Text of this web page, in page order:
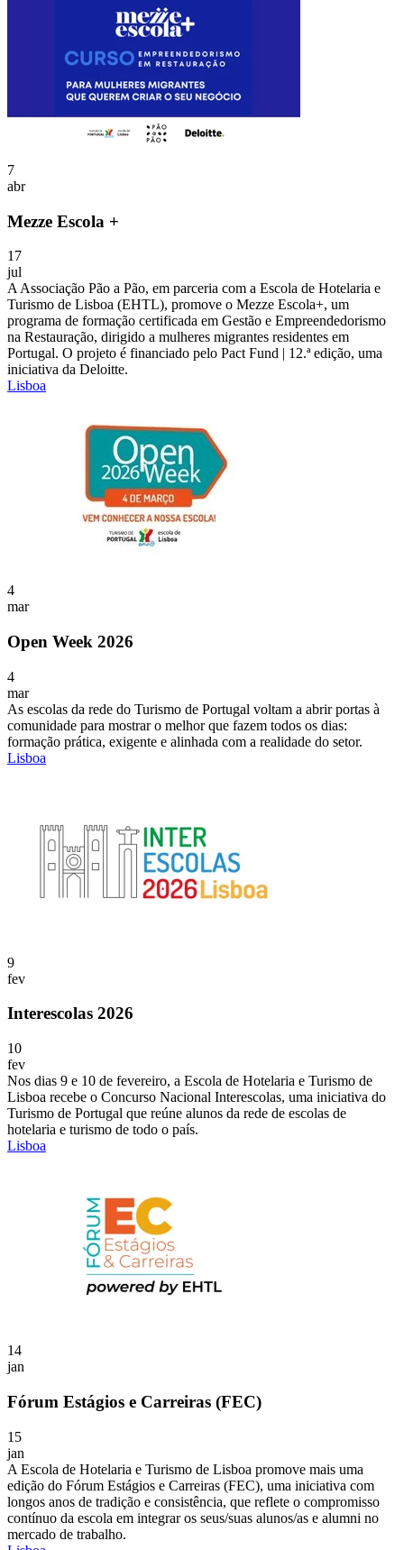
7
abr
Mezze Escola +
17
jul
A Associação Pão a Pão, em parceria com a Escola de Hotelaria e
Turismo de Lisboa (EHTL), promove o Mezze Escola+, um
programa de formação certificada em Gestão e Empreendedorismo
na Restauração, dirigido a mulheres migrantes residentes em
Portugal. O projeto é financiado pelo Pact Fund | 12.ª edição, uma
iniciativa da Deloitte.
Lisboa
4
mar
Open Week 2026
4
mar
As escolas da rede do Turismo de Portugal voltam a abrir portas à
comunidade para mostrar o melhor que fazem todos os dias:
formação prática, exigente e alinhada com a realidade do setor.
Lisboa
9
fev
Interescolas 2026
10
fev
Nos dias 9 e 10 de fevereiro, a Escola de Hotelaria e Turismo de
Lisboa recebe o Concurso Nacional Interescolas, uma iniciativa do
Turismo de Portugal que reúne alunos da rede de escolas de
hotelaria e turismo de todo o país.
Lisboa
14
jan
Fórum Estágios e Carreiras (FEC)
15
jan
A Escola de Hotelaria e Turismo de Lisboa promove mais uma
edição do Fórum Estágios e Carreiras (FEC), uma iniciativa com
longos anos de tradição e consistência, que reflete o compromisso
contínuo da escola em integrar os seus/suas alunos/as e alumni no
mercado de trabalho.